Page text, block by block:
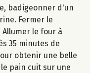
badigeonner d'un
Fermer le
le four à
35 minutes de
obtenir une belle
pain cuit sur une